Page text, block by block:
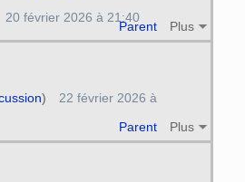
Parent Plus
20 février 2026 à 21:40
Parent Plus
)
22 février 2026 à